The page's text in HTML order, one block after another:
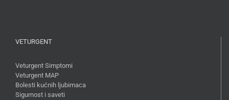
VETURGENT
Veturgent Simptomi
Veturgent MAP
Bolesti kućnih ljubimaca
Sigurnost i saveti